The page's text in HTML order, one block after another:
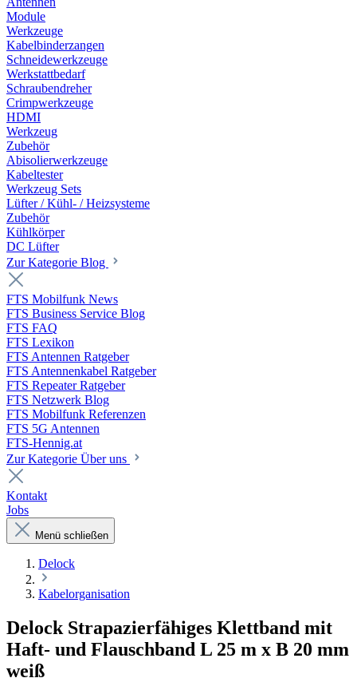
Module
Werkzeuge
Kabelbinderzangen
Schneidewerkzeuge
Werkstattbedarf
Schraubendreher
Crimpwerkzeuge
HDMI
Werkzeug
Zubehör
Abisolierwerkzeuge
Kabeltester
Werkzeug Sets
Lüfter / Kühl- / Heizsysteme
Zubehör
Kühlkörper
DC Lüfter
Zur Kategorie Blog
FTS Mobilfunk News
FTS Business Service Blog
FTS FAQ
FTS Lexikon
FTS Antennen Ratgeber
FTS Antennenkabel Ratgeber
FTS Repeater Ratgeber
FTS Netzwerk Blog
FTS Mobilfunk Referenzen
FTS 5G Antennen
FTS-Hennig.at
Zur Kategorie Über uns
Kontakt
Jobs
Menü schließen
Delock
Kabelorganisation
Delock Strapazierfähiges Klettband mit
Haft- und Flauschband L 25 m x B 20 mm
weiß